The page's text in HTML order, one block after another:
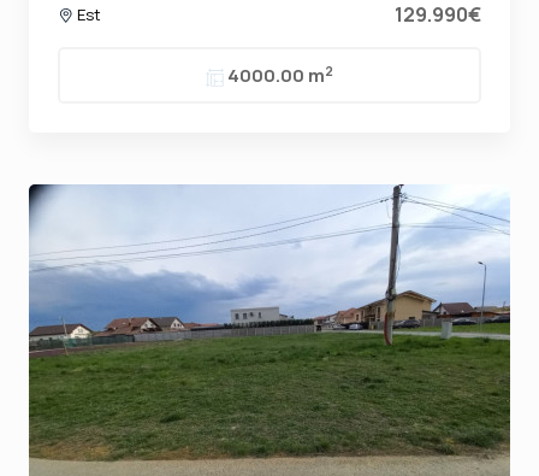
Est 129.990€
4000.00 m2